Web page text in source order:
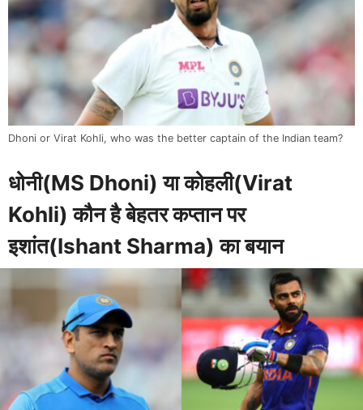
Dhoni or Virat Kohli, who was the better captain of the Indian team?
धोनी(MS Dhoni) या कोहली(Virat
Kohli) कौन है बेहतर कप्तान पर
इशांत(Ishant Sharma) का बयान